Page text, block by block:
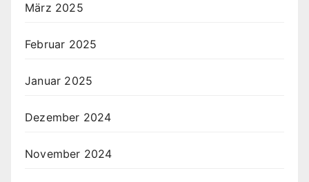
März 2025
Februar 2025
Januar 2025
Dezember 2024
November 2024